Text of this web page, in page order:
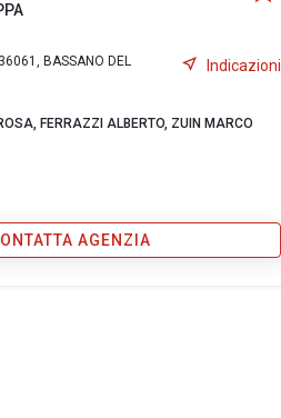
BASSANO DEL
Indicazioni
FERRAZZI ALBERTO, ZUIN MARCO
AGENZIA